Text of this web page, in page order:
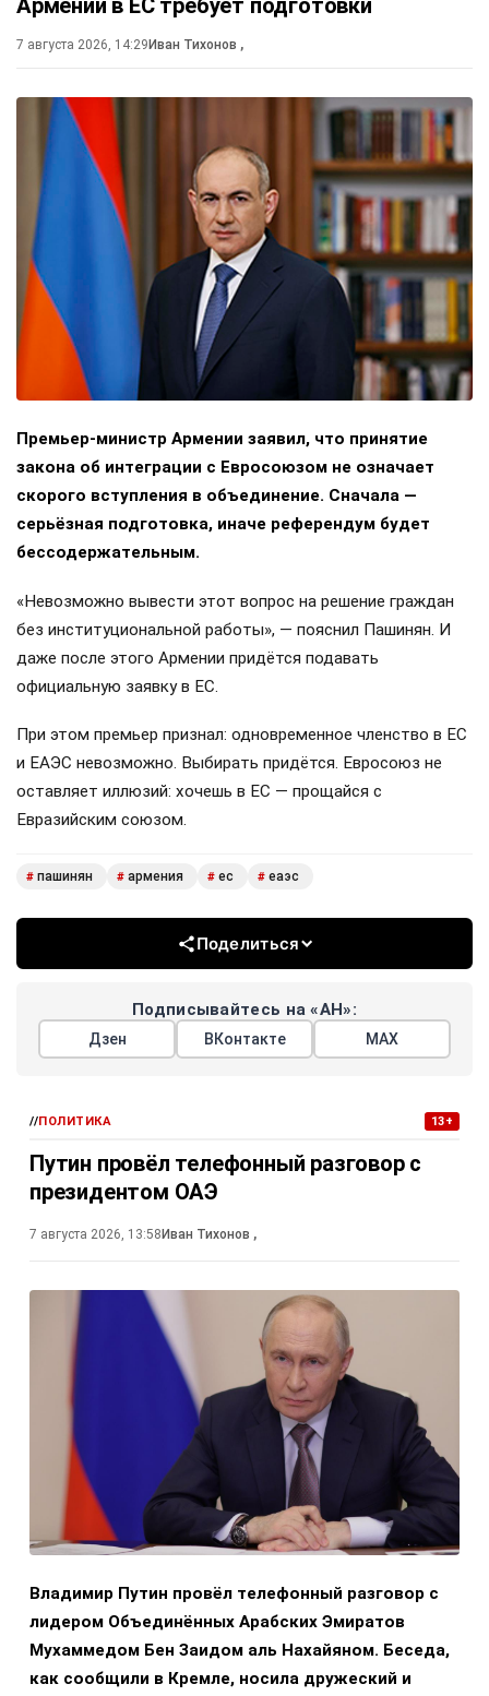
7 августа 2026, 14:29Иван Тихонов ,
Премьер-министр Армении заявил, что принятие
закона об интеграции с Евросоюзом не означает
скорого вступления в объединение. Сначала —
серьёзная подготовка, иначе референдум будет
бессодержательным.
«Невозможно вывести этот вопрос на решение граждан
без институциональной работы», — пояснил Пашинян. И
даже после этого Армении придётся подавать
официальную заявку в ЕС.
При этом премьер признал: одновременное членство в ЕС
и ЕАЭС невозможно. Выбирать придётся. Евросоюз не
оставляет иллюзий: хочешь в ЕС — прощайся с
Евразийским союзом.
# пашинян # армения # ес # еаэс
Поделиться
Подписывайтесь на «АН»:
Дзен ВКонтакте МАХ
//ПОЛИТИКА 13+
Путин провёл телефонный разговор с
президентом ОАЭ
7 августа 2026, 13:58 Иван Тихонов ,
Владимир Путин провёл телефонный разговор с
лидером Объединённых Арабских Эмиратов
Мухаммедом Бен Заидом аль Нахайяном. Беседа,
как сообщили в Кремле, носила дружеский и